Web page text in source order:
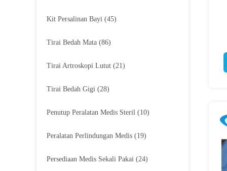
Kit Persalinan Bayi (45)
Tirai Bedah Mata (86)
Tirai Artroskopi Lutut (21)
Tirai Bedah Gigi (28)
Penutup Peralatan Medis Steril (10)
Peralatan Perlindungan Medis (19)
Persediaan Medis Sekali Pakai (24)